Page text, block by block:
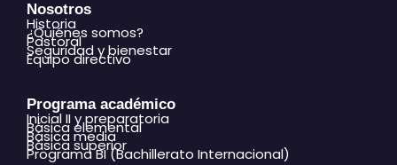
Nosotros
Historia
¿Quiénes somos?
Pastoral
Seguridad y bienestar
Equipo directivo
Programa académico
Inicial II y preparatoria
Básica elemental
Básica media
Básica superior
Programa BI (Bachillerato Internacional)